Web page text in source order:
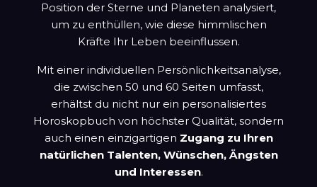
Position der Sterne und Planeten analysiert,
um zu enthüllen, wie diese himmlischen
Kräfte Ihr Leben beeinflussen.
Mit einer individuellen Persönlichkeitsanalyse,
die zwischen 50 und 60 Seiten umfasst,
erhältst du nicht nur ein personalisiertes
Horoskopbuch von höchster Qualität, sondern
auch einen einzigartigen Zugang zu Ihren
natürlichen Talenten, Wünschen, Ängsten
und Interessen.